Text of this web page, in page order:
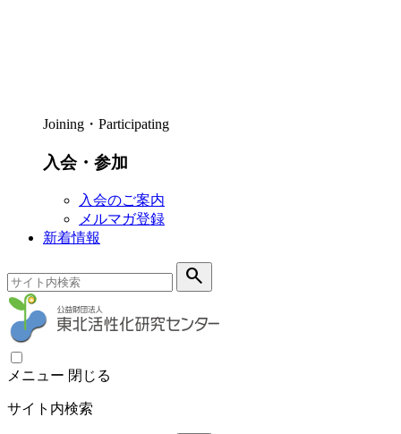
Joining・Participating
入会・参加
入会のご案内
メルマガ登録
新着情報
search
メニュー 閉じる
サイト内検索